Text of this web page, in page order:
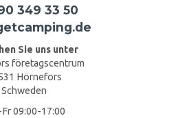
349 33 50
Sie uns unter
företagscentrum
Hörnefors
Schweden
09:00-17:00